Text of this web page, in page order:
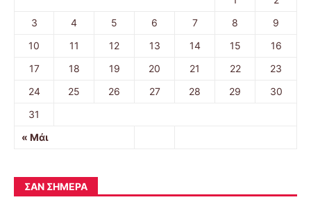
« Μάι
3
4 5 6 7 8
9
10
11 12 13 14 15
16
17
18 19 20 21 22
23
24
25 26 27 28 29
30
31
ΣΑΝ ΣΉΜΕΡΑ